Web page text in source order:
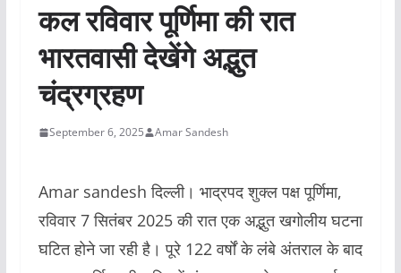
कल रविवार पूर्णिमा की रात
भारतवासी देखेंगे अद्भुत
चंद्रग्रहण
September 6, 2025 Amar Sandesh
Amar sandesh दिल्ली। भाद्रपद शुक्ल पक्ष पूर्णिमा,
रविवार 7 सितंबर 2025 की रात एक अद्भुत खगोलीय घटना
घटित होने जा रही है। पूरे 122 वर्षों के लंबे अंतराल के बाद